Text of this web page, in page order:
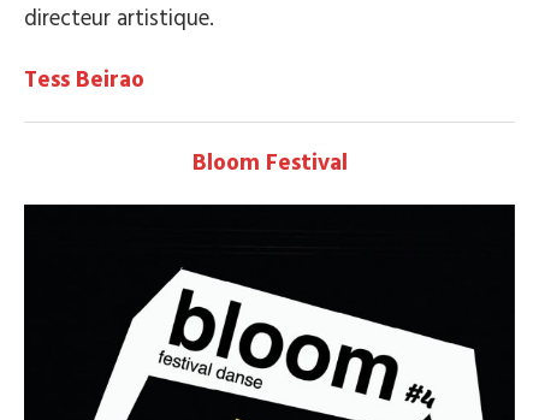
directeur artistique.
Tess Beirao
Bloom Festival